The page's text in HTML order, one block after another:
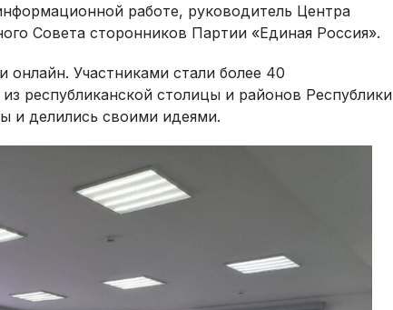
работе, руководитель Центра
Совета сторонников Партии «Единая Россия».
Участниками стали более 40
республиканской столицы и районов Республики
и делились своими идеями.